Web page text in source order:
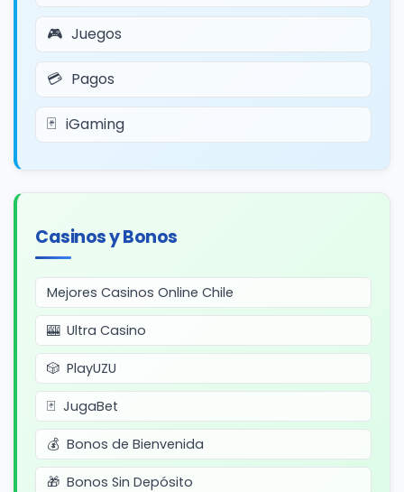
Juegos
Pagos
iGaming
Casinos y Bonos
Mejores Casinos Online Chile
Ultra Casino
PlayUZU
JugaBet
Bonos de Bienvenida
Bonos Sin Depósito